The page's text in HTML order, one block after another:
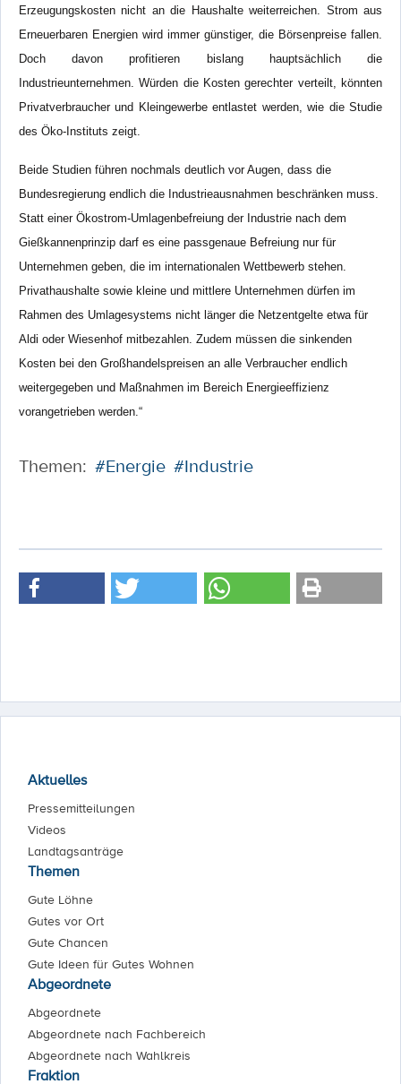
Erzeugungskosten nicht an die Haushalte weiterreichen. Strom aus
Erneuerbaren Energien wird immer günstiger, die Börsenpreise fallen.
Doch davon profitieren bislang hauptsächlich die
Industrieunternehmen. Würden die Kosten gerechter verteilt, könnten
Privatverbraucher und Kleingewerbe entlastet werden, wie die Studie
des Öko-Instituts zeigt.
Beide Studien führen nochmals deutlich vor Augen, dass die
Bundesregierung endlich die Industrieausnahmen beschränken muss.
Statt einer Ökostrom-Umlagenbefreiung der Industrie nach dem
Gießkannenprinzip darf es eine passgenaue Befreiung nur für
Unternehmen geben, die im internationalen Wettbewerb stehen.
Privathaushalte sowie kleine und mittlere Unternehmen dürfen im
Rahmen des Umlagesystems nicht länger die Netzentgelte etwa für
Aldi oder Wiesenhof mitbezahlen. Zudem müssen die sinkenden
Kosten bei den Großhandelspreisen an alle Verbraucher endlich
weitergegeben und Maßnahmen im Bereich Energieeffizienz
vorangetrieben werden.“
Themen: #Energie #Industrie
Aktuelles
Pressemitteilungen
Videos
Landtagsanträge
Themen
Gute Löhne
Gutes vor Ort
Gute Chancen
Gute Ideen für Gutes Wohnen
Abgeordnete
Abgeordnete
Abgeordnete nach Fachbereich
Abgeordnete nach Wahlkreis
Fraktion